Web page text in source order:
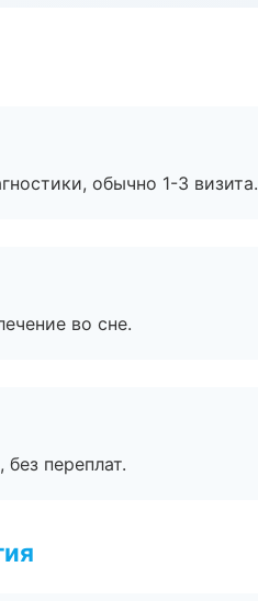
обычно 1-3 визита.
во сне.
переплат.